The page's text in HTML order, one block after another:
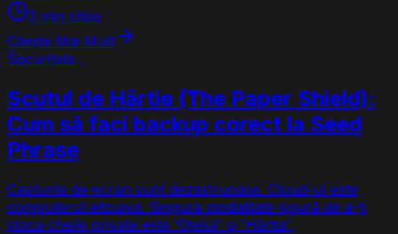
3 min citire
Citește Mai Mult
Securitate
Scutul de Hârtie (The Paper Shield):
Cum să faci backup corect la Seed
Phrase
Capturile de ecran sunt dezastruoase. Cloud-ul este
computerul altcuiva. Singura modalitate sigură de a-ți
stoca cheile private este 'Oțelul' și 'Hârtia'.